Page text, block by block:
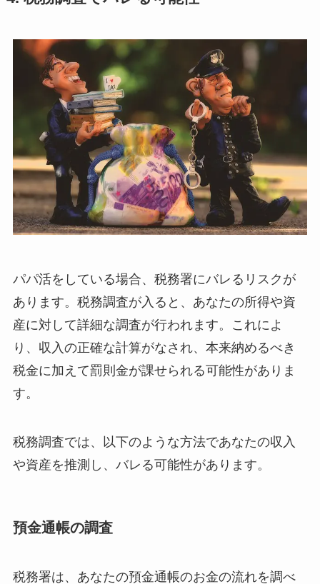
パパ活をしている場合、税務署にバレるリスクが
あります。税務調査が入ると、あなたの所得や資
産に対して詳細な調査が行われます。これによ
り、収入の正確な計算がなされ、本来納めるべき
税金に加えて罰則金が課せられる可能性がありま
す。
税務調査では、以下のような方法であなたの収入
や資産を推測し、バレる可能性があります。
預金通帳の調査
税務署は、あなたの預金通帳のお金の流れを調べ